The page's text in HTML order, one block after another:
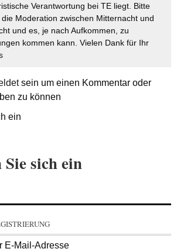
Verantwortung bei TE liegt. Bitte
Moderation zwischen Mitternacht und
und es, je nach Aufkommen, zu
kommen kann. Vielen Dank für Ihr
sein um einen Kommentar oder
zu können
ein
sich ein
E-Mail-Adresse